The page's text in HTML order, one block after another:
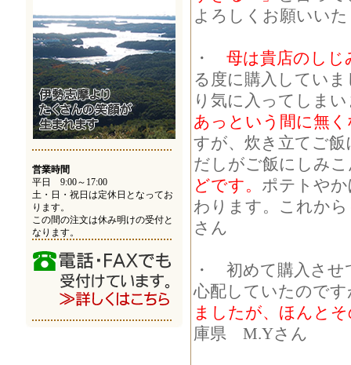
営業時間
平日 9:00～17:00
土・日・祝日は定休日となってお
ります。
この間の注文は休み明けの受付と
なります。
よろしくお願いい
・
母は貴店のしじ
る度に購入してい
り気に入ってしま
あっという間に無
すが、炊き立てご
だしがご飯にしみ
どです。 ポテトや
わります。これか
さん
・ 初めて購入させ
心配していたのです
ましたが、ほんと
庫県 M.Yさん